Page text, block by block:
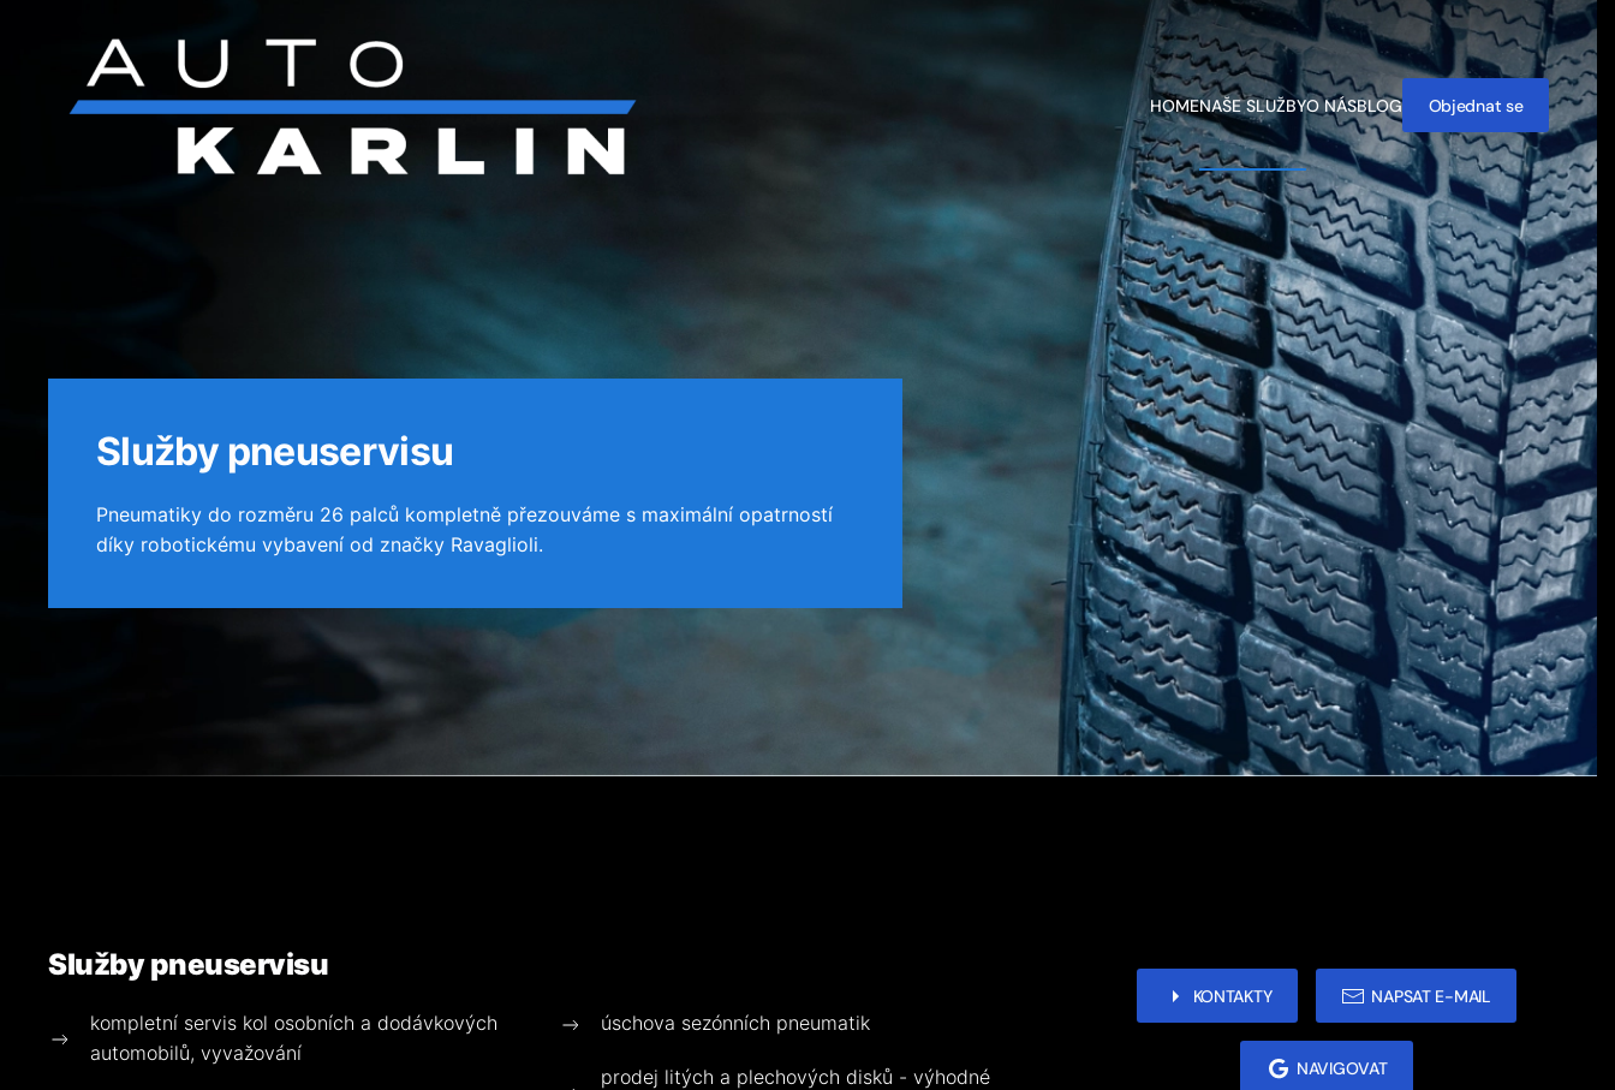
Přejít na hlavní obsah
HOMENAŠE SLUŽBYO NÁSBLOG Objednat se
Služby pneuservisu
Pneumatiky do rozměru 26 palců kompletně přezouváme s maximální opatrností
díky robotickému vybavení od značky Ravaglioli.
Služby pneuservisu
kompletní servis kol osobních a dodávkových
automobilů, vyvažování
úschova sezónních pneumatik
prodej litých a plechových disků - výhodné
KONTAKTY NAPSAT E-MAIL
NAVIGOVAT